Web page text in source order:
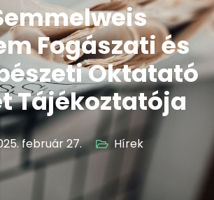
Fogászati és
Oktatató
Tájékoztatója
február 27. Hírek